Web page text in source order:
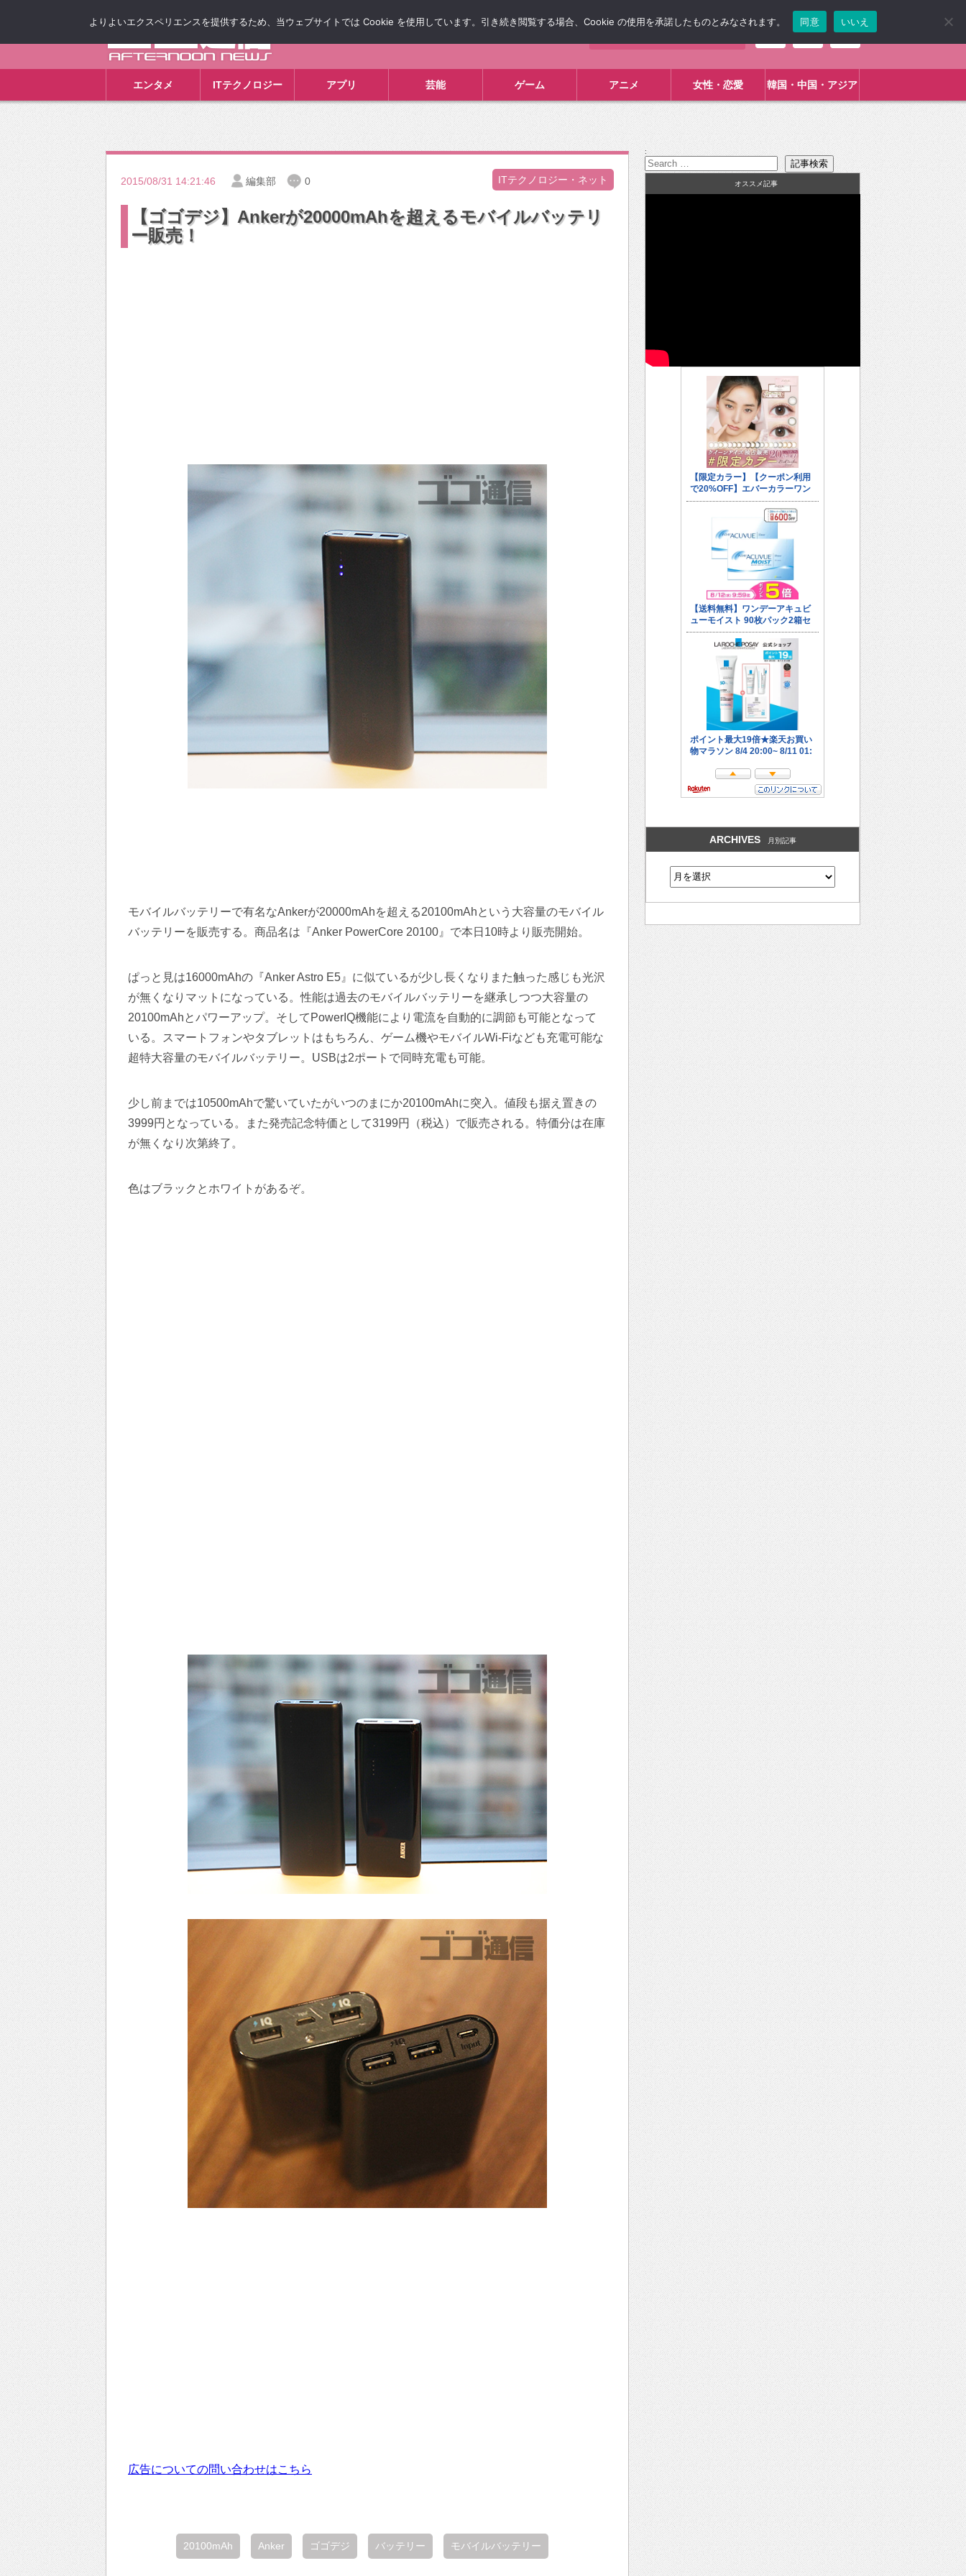
エンタメ ITテクノロジー アプリ 芸能 ゲーム アニメ 女性・恋愛 韓国・中国・アジア
2015/08/31 14:21:46 編集部 0 ITテクノロジー・ネット
【ゴゴデジ】Ankerが20000mAhを超えるモバイルバッテリ
ー販売！
モバイルバッテリーで有名なAnkerが20000mAhを超える20100mAhという大容量のモバイル
バッテリーを販売する。商品名は『Anker PowerCore 20100』で本日10時より販売開始。
ぱっと見は16000mAhの『Anker Astro E5』に似ているが少し長くなりまた触った感じも光沢
が無くなりマットになっている。性能は過去のモバイルバッテリーを継承しつつ大容量の
20100mAhとパワーアップ。そしてPowerIQ機能により電流を自動的に調節も可能となって
いる。スマートフォンやタブレットはもちろん、ゲーム機やモバイルWi-Fiなども充電可能な
超特大容量のモバイルバッテリー。USBは2ポートで同時充電も可能。
少し前までは10500mAhで驚いていたがいつのまにか20100mAhに突入。値段も据え置きの
3999円となっている。また発売記念特価として3199円（税込）で販売される。特価分は在庫
が無くなり次第終了。
色はブラックとホワイトがあるぞ。
広告についての問い合わせはこちら
20100mAh Anker ゴゴデジ バッテリー モバイルバッテリー
:
オススメ記事
ARCHIVES 月別記事
よりよいエクスペリエンスを提供するため、当ウェブサイトでは Cookie を使用しています。引き続き閲覧する場合、Cookie の使用を承諾したものとみなされます。 同意 いいえ